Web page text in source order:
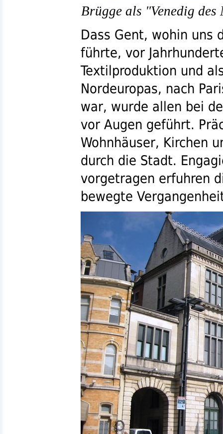
Brügge als "Venedig des
Dass Gent, wohin uns
führte, vor
Textilproduktion und
Nordeuropas, nach
war, wurde allen bei
vor Augen geführt.
Wohnhäuser, Kirchen
durch die Stadt.
vorgetragen erfuhren
bewegte